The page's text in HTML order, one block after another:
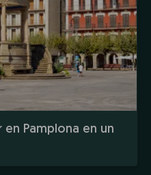
en Pamplona en un